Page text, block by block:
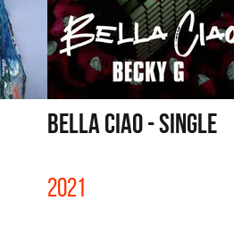
BELLA CIAO - SINGLE
2021